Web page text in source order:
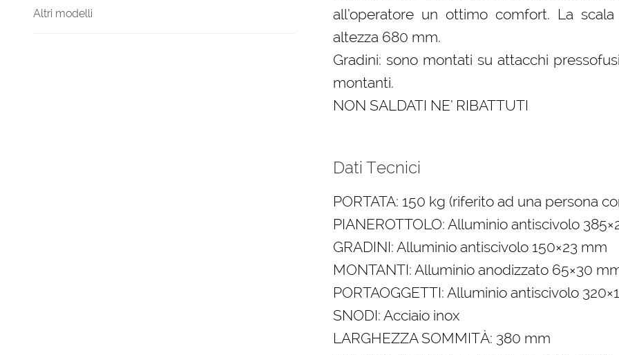
Altri modelli
all’operatore un ottimo comfort. La
altezza 680 mm.
Gradini: sono montati su attacchi
montanti.
NON SALDATI NE’ RIBATTUTI
Dati Tecnici
PORTATA: 150 kg (riferito ad una persona
PIANEROTTOLO: Alluminio antiscivolo
GRADINI: Alluminio antiscivolo 150×23 mm
MONTANTI: Alluminio anodizzato 65×30
PORTAOGGETTI: Alluminio antiscivolo
SNODI: Acciaio inox
LARGHEZZA SOMMITÀ: 380 mm